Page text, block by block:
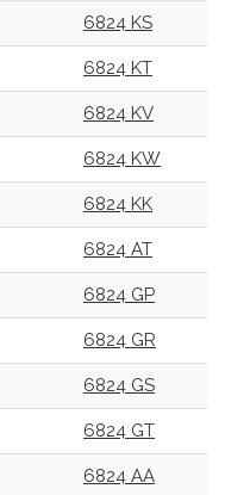
6824 KS
6824 KT
6824 KV
6824 KW
6824 KK
6824 AT
6824 GP
6824 GR
6824 GS
6824 GT
6824 AA